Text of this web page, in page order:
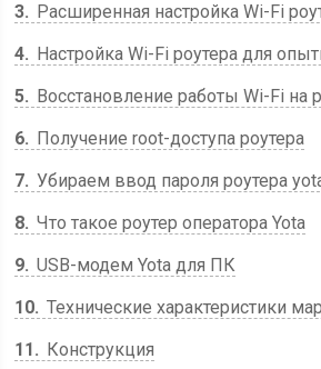
3
Расширенная настройка Wi-Fi
4
Настройка Wi-Fi роутера для
5
Восстановление работы Wi-Fi на
6
Получение root-доступа роутера
7 Убираем ввод пароля роутера
8 Что такое роутер оператора Yota
9 USB-модем Yota для ПК
10 Технические характеристики
11
Конструкция